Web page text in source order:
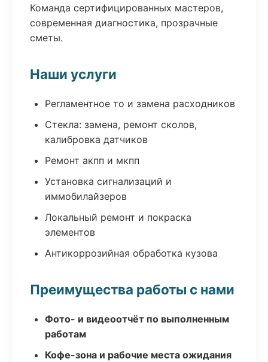
Команда сертифицированных мастеров,
современная диагностика, прозрачные
сметы.
Наши услуги
Регламентное то и замена расходников
Стекла: замена, ремонт сколов,
калибровка датчиков
Ремонт акпп и мкпп
Установка сигнализаций и
иммобилайзеров
Локальный ремонт и покраска
элементов
Антикоррозийная обработка кузова
Преимущества работы с нами
Фото- и видеоотчёт по выполненным
работам
Кофе-зона и рабочие места ожидания